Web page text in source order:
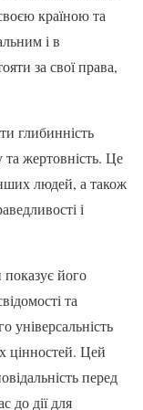
країною та
і в
за свої права,
глибинність
жертовність. Це
людей, а також
і
його
та
універсальність
цінностей. Цей
перед
до дії для